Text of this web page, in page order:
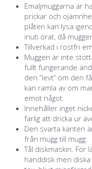
Emaljmuggarna är
prickar och
plåten kan lysa
inuti örat, då
Tillverkad i rostfri
Muggen är inte
fullt fungerande
den ”levt” om den
kan ramla av om
emot något.
Innehåller inget
farlig att dricka ur
Den svarta kanten
från mugg till mugg.
Tål diskmaskin. För
handdisk men